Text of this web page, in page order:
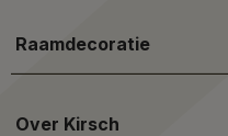
Raamdecoratie
Over Kirsch